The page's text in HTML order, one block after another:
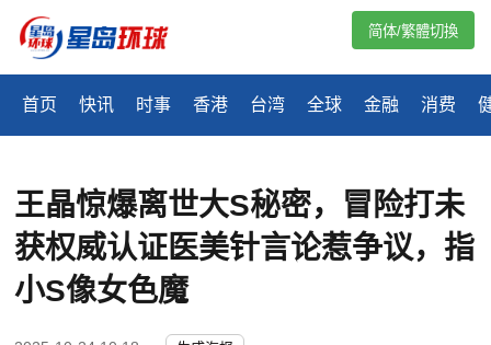
首页 快讯 时事 香港 台湾 全球 金融 消费
简体/繁體切換
王晶惊爆离世大S秘密，冒险打未
获权威认证医美针言论惹争议，指
小S像女色魔